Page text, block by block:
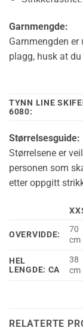
Garnmengde:
Garnmengden
plagg, husk at
TYNN LINE
6080:
Størrelsesguide:
Størrelsene er
personen som
etter oppgitt
OVERVIDDE:
70
cm
HEL
LENGDE: CA
38
cm
RELATERTE